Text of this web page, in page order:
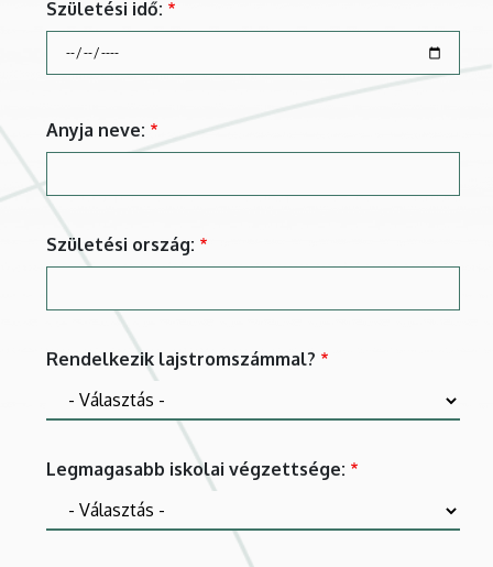
Születési idő:
Születési
idő::
Anyja neve:
Születési ország:
Rendelkezik lajstromszámmal?
Legmagasabb iskolai végzettsége: